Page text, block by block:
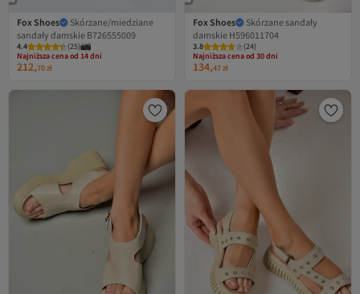
Fox Shoes
Skórzane/miedziane
sandały damskie B726555009
4.4 (25)
Najniższa cena od 14 dni
Darmowa wysyłka
Najniższa cena od 14 dni
212,70zł
Fox Shoes
Skórzane sandały
damskie H596011704
3.8 (24)
Najniższa cena od 30 dni
Darmowa wysyłka
Najniższa cena od 30 dni
134,47zł